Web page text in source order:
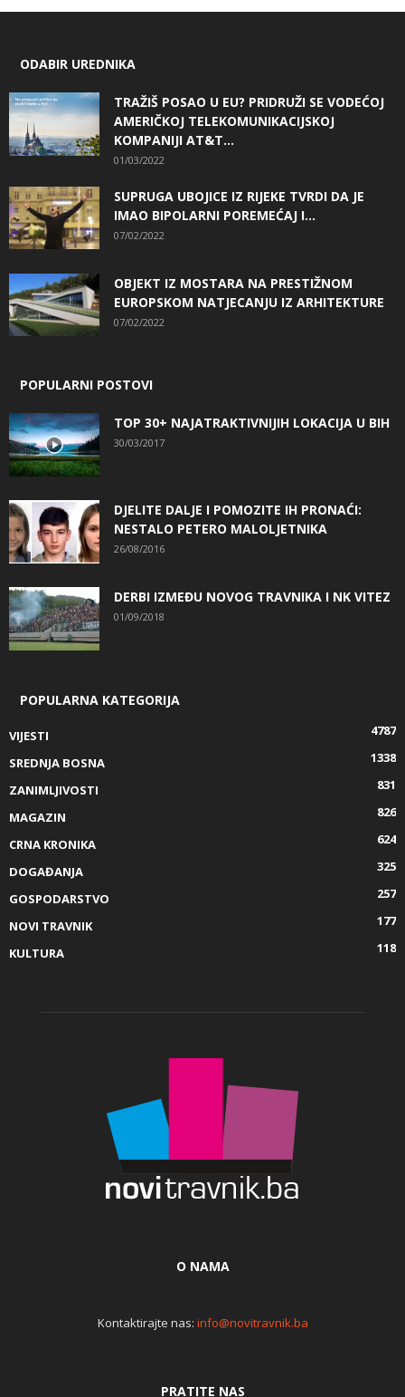
ODABIR UREDNIKA
TRAŽIŠ POSAO U EU? PRIDRUŽI SE VODEĆOJ
AMERIČKOJ TELEKOMUNIKACIJSKOJ
KOMPANIJI AT&T...
01/03/2022
SUPRUGA UBOJICE IZ RIJEKE TVRDI DA JE
IMAO BIPOLARNI POREMEĆAJ I...
07/02/2022
OBJEKT IZ MOSTARA NA PRESTIŽNOM
EUROPSKOM NATJECANJU IZ ARHITEKTURE
07/02/2022
POPULARNI POSTOVI
TOP 30+ NAJATRAKTIVNIJIH LOKACIJA U BIH
30/03/2017
DJELITE DALJE I POMOZITE IH PRONAĆI:
NESTALO PETERO MALOLJETNIKA
26/08/2016
DERBI IZMEĐU NOVOG TRAVNIKA I NK VITEZ
01/09/2018
POPULARNA KATEGORIJA
VIJESTI
4787
SREDNJA BOSNA
1338
ZANIMLJIVOSTI
831
MAGAZIN
826
CRNA KRONIKA
624
DOGAĐANJA
325
GOSPODARSTVO
257
NOVI TRAVNIK
177
KULTURA
118
O NAMA
Kontaktirajte nas: info@novitravnik.ba
PRATITE NAS